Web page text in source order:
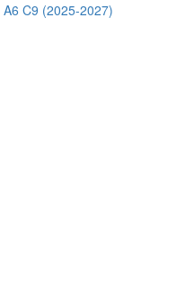
A6 C9 (2025-2027)